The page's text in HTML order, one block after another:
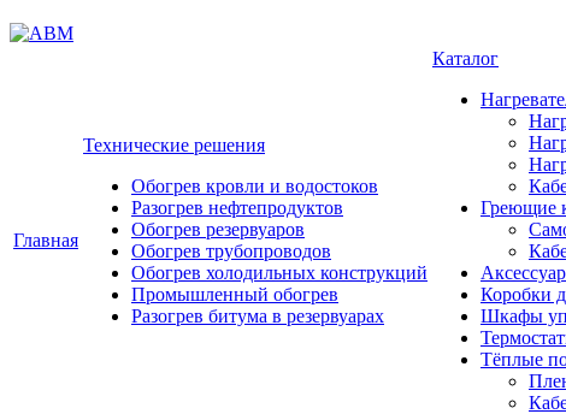
Главная
Технические решения
Обогрев кровли и водостоков
Разогрев нефтепродуктов
Обогрев резервуаров
Обогрев трубопроводов
Обогрев холодильных конструкций
Промышленный обогрев
Разогрев битума в резервуарах
Каталог
Греющие
Коробки
Шкафы
Тёплые